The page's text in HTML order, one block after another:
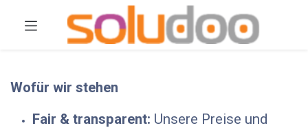
Wofür wir stehen
Fair & transparent: Unsere Preise und